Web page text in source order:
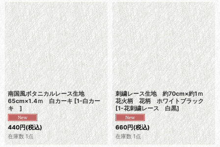
南国風ボタニカルレース生地
65cm×1.4ｍ 白カーキ [1-白カー
キ]
440円(税込)
在庫数 1点
刺繍レース生地 約70cm×約1ｍ
花火柄 花柄 ホワイトブラック
[1-花刺繍レース 白黒]
660円(税込)
在庫数 1点